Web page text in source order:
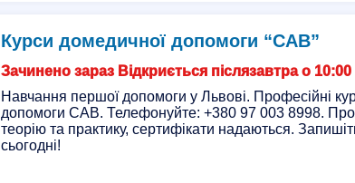
Курси домедичної допомоги “CAB”
Зачинено зараз Відкриється післязавтра о 10:00
Навчання першої допомоги у Львові. Професійні
допомоги CAB. Телефонуйте: +380 97 003 8998.
теорію та практику, сертифікати надаються.
сьогодні!